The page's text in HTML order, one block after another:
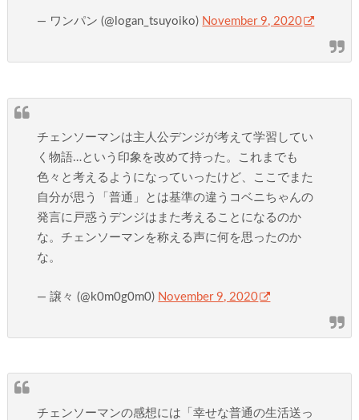
— ワンパン (@logan_tsuyoiko) November 9, 2020
チェンソーマンは主人公デンジが考えて学習してい
く物語…という印象を改めて持った。これまでも
色々と考えるようになっていったけど、ここでまた
自分が思う「普通」とは基準の違うコベニちゃんの
発言に戸惑うデンジはまた考えることになるのか
な。チェンソーマンを称える声に何を思ったのか
な。
— 譲々 (@k0m0g0m0) November 9, 2020
チェンソーマンの感想には「幸せな普通の生活送っ